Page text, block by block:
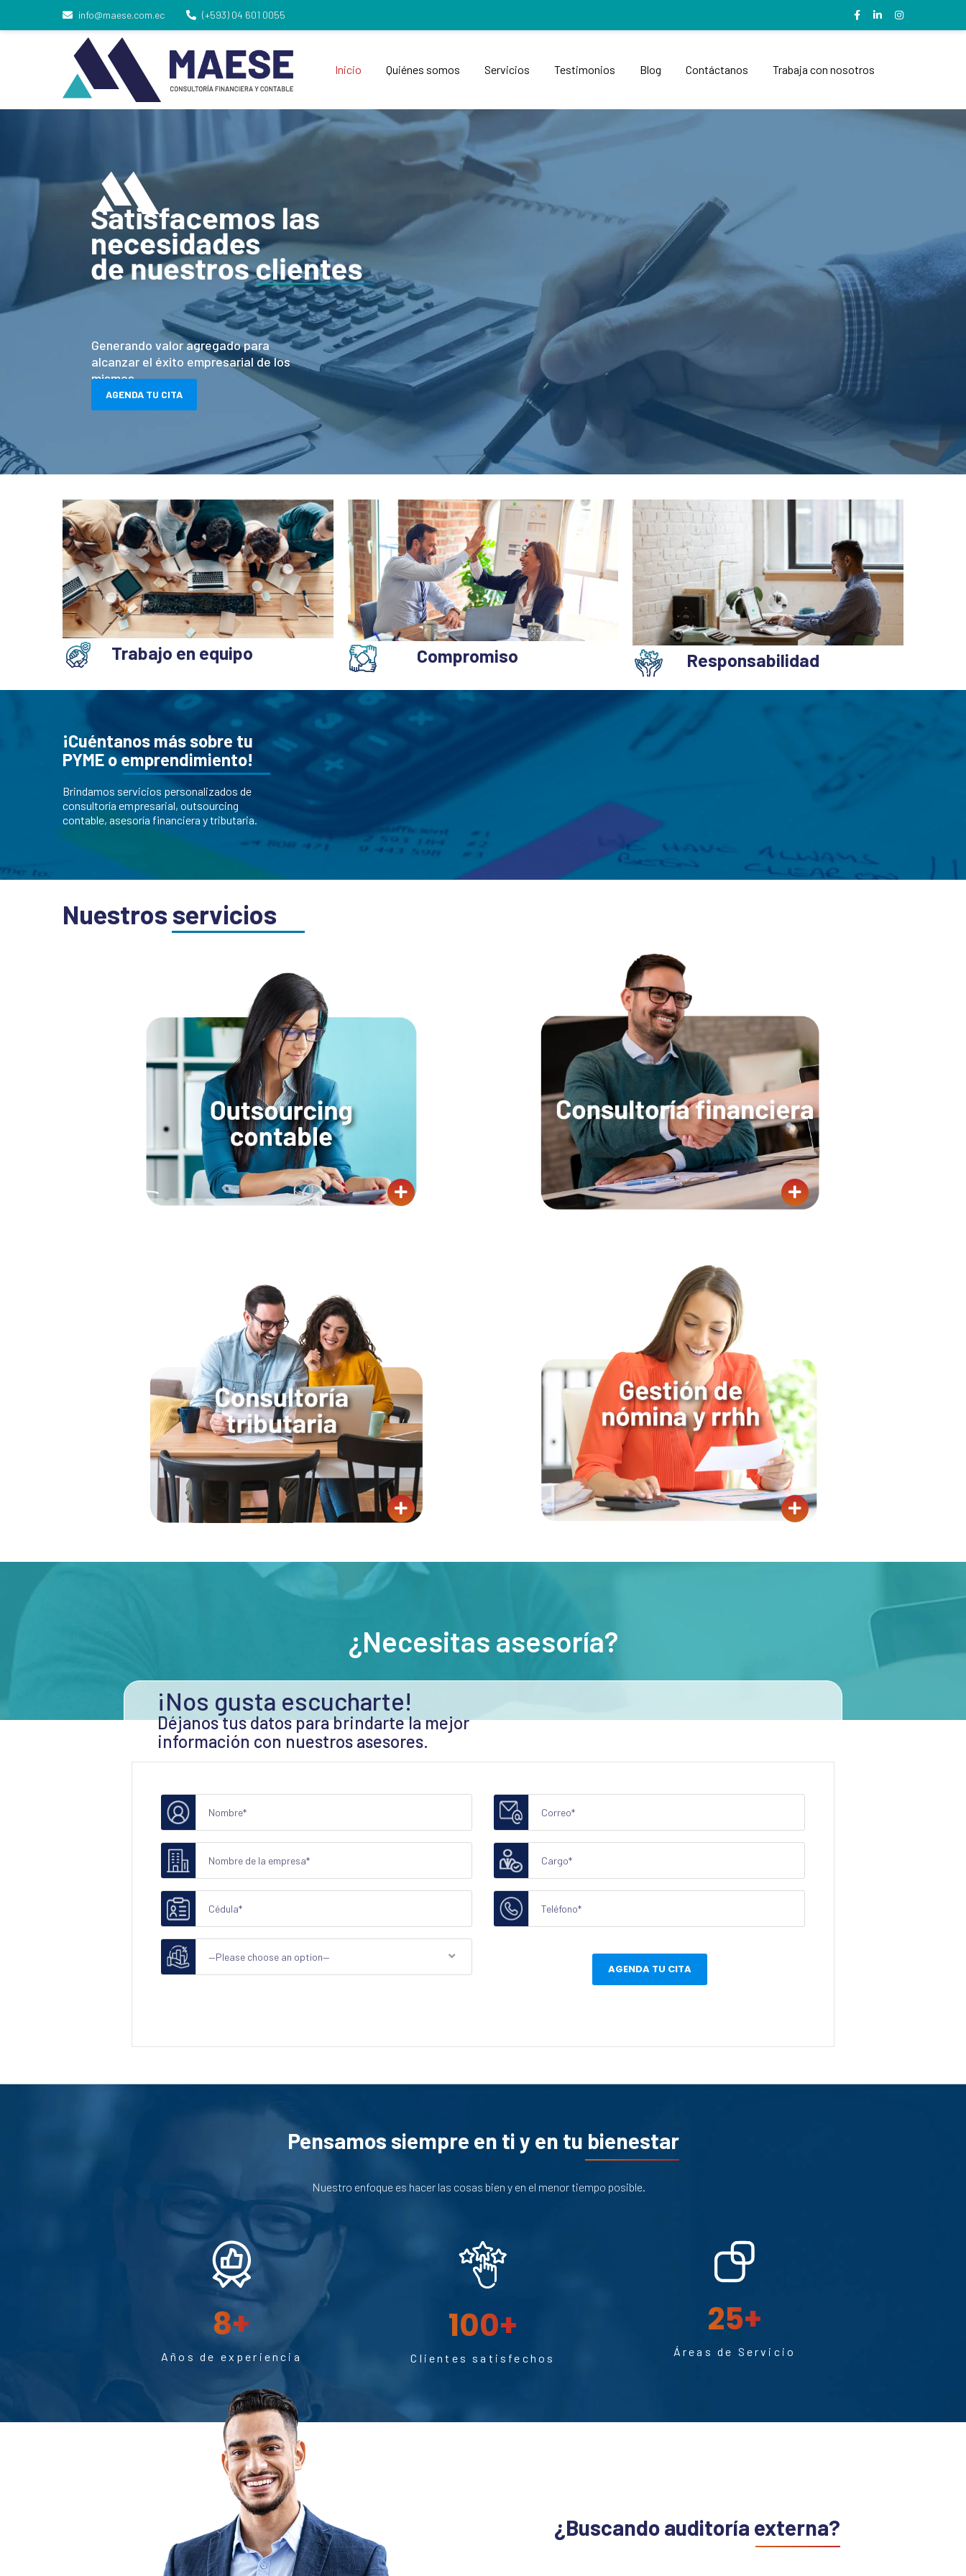
info@maese.com.ec (+593) 04 601 0055
Inicio Quiénes somos Servicios Testimonios Blog Contáctanos Trabaja con nosotros
AGENDA TU CITA
Generando valor agregado para
alcanzar el éxito empresarial de los
mismos.
Trabajo en equipo Compromiso Responsabilidad
¡Cuéntanos más sobre tu
PYME o emprendimiento!
Brindamos servicios personalizados de
consultoría empresarial, outsourcing
contable, asesoría financiera y tributaria.
Nuestros servicios
¿Necesitas asesoría?
¡Nos gusta escucharte!
Déjanos tus datos para brindarte la mejor
información con nuestros asesores.
—Please choose an option—
AGENDA TU CITA
Pensamos siempre en ti y en tu bienestar
Nuestro enfoque es hacer las cosas bien y en el menor tiempo posible.
8+
Años de experiencia
100+
Clientes satisfechos
25+
Áreas de Servicio
¿Buscando auditoría externa?